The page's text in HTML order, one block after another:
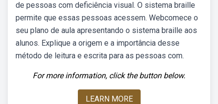
de pessoas com deficiência visual. O sistema braille
permite que essas pessoas acessem. Webcomece o
seu plano de aula apresentando o sistema braille aos
alunos. Explique a origem e a importância desse
método de leitura e escrita para as pessoas com.
For more information, click the button below.
LEARN MORE